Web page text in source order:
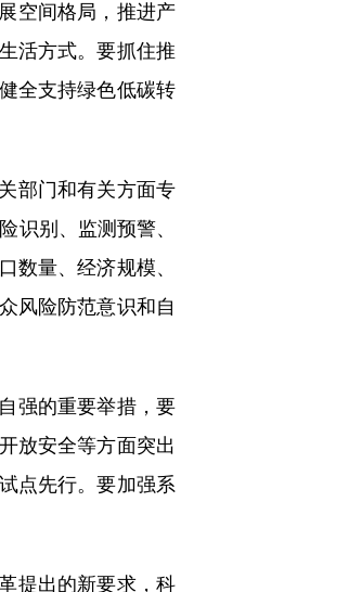
空间格局，推进产
活方式。要抓住推
全支持绿色低碳转
部门和有关方面专
识别、监测预警、
数量、经济规模、
风险防范意识和自
强的重要举措，要
放安全等方面突出
点先行。要加强系
提出的新要求，科